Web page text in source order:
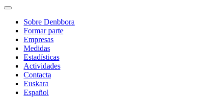
Navegación
principal
Sobre Denbbora
Formar parte
Empresas
Medidas
Estadísticas
Actividades
Contacta
Euskara
Español